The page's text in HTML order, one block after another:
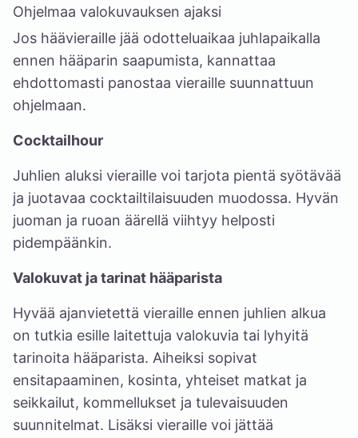
Ohjelmaa valokuvauksen ajaksi
Jos häävieraille jää odotteluaikaa juhlapaikalla
ennen hääparin saapumista, kannattaa
ehdottomasti panostaa vieraille suunnattuun
ohjelmaan.
Cocktailhour
Juhlien aluksi vieraille voi tarjota pientä syötävää
ja juotavaa cocktailtilaisuuden muodossa. Hyvän
juoman ja ruoan äärellä viihtyy helposti
pidempäänkin.
Valokuvat ja tarinat hääparista
Hyvää ajanvietettä vieraille ennen juhlien alkua
on tutkia esille laitettuja valokuvia tai lyhyitä
tarinoita hääparista. Aiheiksi sopivat
ensitapaaminen, kosinta, yhteiset matkat ja
seikkailut, kommellukset ja tulevaisuuden
suunnitelmat. Lisäksi vieraille voi jättää